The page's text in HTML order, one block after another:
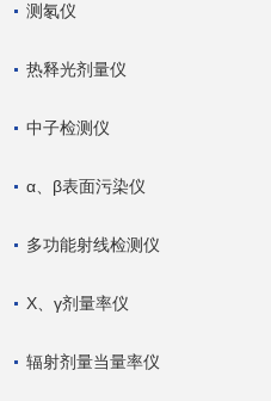
测氡仪
热释光剂量仪
中子检测仪
α、β表面污染仪
多功能射线检测仪
X、γ剂量率仪
辐射剂量当量率仪